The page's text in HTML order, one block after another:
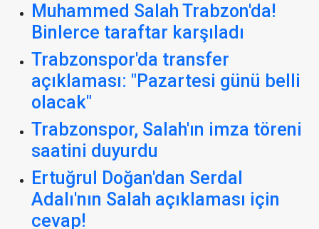
Muhammed Salah Trabzon'da!
Binlerce taraftar karşıladı
Trabzonspor'da transfer
açıklaması: "Pazartesi günü belli
olacak"
Trabzonspor, Salah'ın imza töreni
saatini duyurdu
Ertuğrul Doğan'dan Serdal
Adalı'nın Salah açıklaması için
cevap!